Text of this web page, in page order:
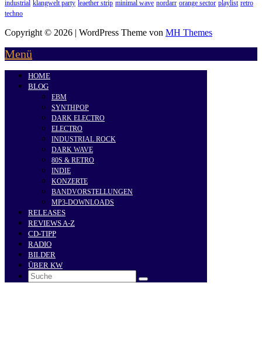
industrial klangwelt party leaether strip minimal wave nordarr orange sector playlist retro
techno
Copyright © 2026 | WordPress Theme von MH Themes
Menü
HOME
BLOG
EBM
SYNTHPOP
DARK ELECTRO
ELECTRO
INDUSTRIAL ROCK
DARK WAVE
80S & RETRO
INDIE
KONZERTE
BANDVORSTELLUNGEN
MP3-DOWNLOADS
RELEASES
REVIEWS A-Z
CD-TIPP
RADIO
BILDER
ÜBER KW
Search